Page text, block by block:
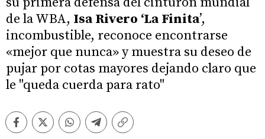
de la WBA, Isa Rivero ‘La Finita’,
incombustible, reconoce encontrarse
«mejor que nunca» y muestra su deseo de
pujar por cotas mayores dejando claro que
le "queda cuerda para rato"
FacebookTwitterWhatsappTelegramCopiar